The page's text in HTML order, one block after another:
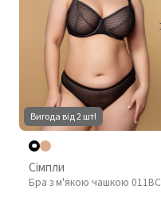
Вигода від 2 шт!
Сімпли
Бра з м'якою чашкою 011BC